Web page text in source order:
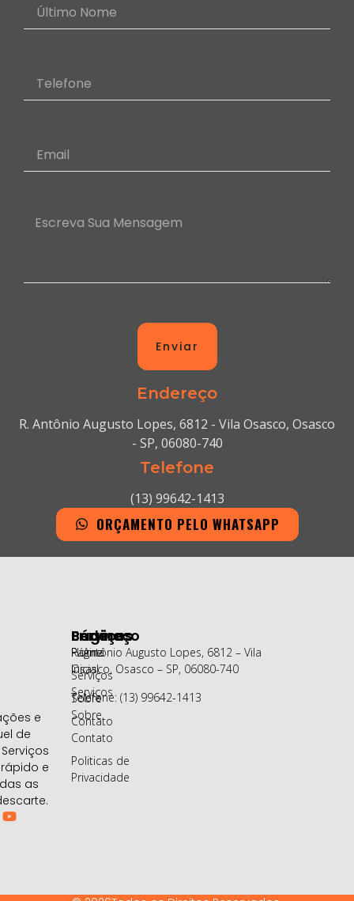
Endereço
R. Antônio Augusto Lopes, 6812 - Vila Osasco, Osasco
- SP, 06080-740
Telefone
(13) 99642-1413
ORÇAMENTO PELO WHATSAPP
Enviar
e
de
e
as
Páginas
Página
Inicial
Serviços
Sobre
Contato
Politicas de
Privacidade
Serviços
Home
Serviços
Sobre
Contato
Endereço
R. Antônio Augusto Lopes, 6812 – Vila
Osasco, Osasco – SP, 06080-740
Telefone: (13) 99642-1413